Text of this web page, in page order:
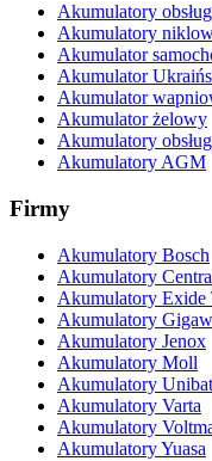
Akumulatory
Akumulatory
Akumulator
Akumulator
Akumulator
Akumulator żelowy
Akumulatory
Akumulatory AGM
Firmy
Akumulatory Bosch
Akumulatory Centra
Akumulatory Exide
Akumulatory
Akumulatory Jenox
Akumulatory Moll
Akumulatory Unibat
Akumulatory Varta
Akumulatory
Akumulatory Yuasa